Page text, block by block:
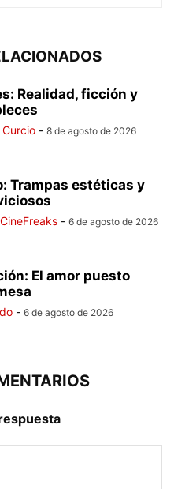
Realidad, ficción y
Curcio - 8 de agosto de 2026
Trampas estéticas y
- 6 de agosto de 2026
El amor puesto
- 6 de agosto de 2026